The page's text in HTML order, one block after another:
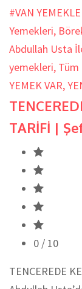
#VAN
Yemekleri,
Abdullah Usta
yemekleri,
YEMEK VAR,
TARİFİ |
0 / 10
TENCEREDE